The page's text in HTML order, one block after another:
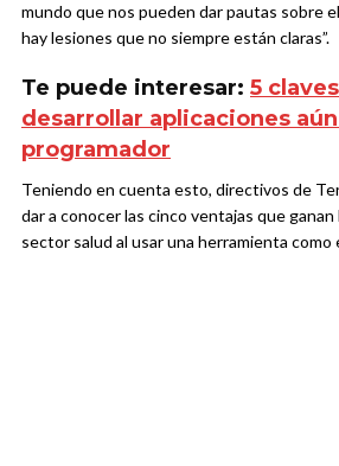
mundo que nos pueden dar pautas sobre
hay lesiones que no siempre están claras”.
Te puede interesar: 5
desarrollar aplicaciones
programador
Teniendo en cuenta esto, directivos de
dar a conocer las cinco ventajas que
sector salud al usar una herramienta como